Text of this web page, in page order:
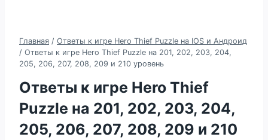
Главная / Ответы к игре Hero Thief Puzzle на IOS и Андроид
/ Ответы к игре Hero Thief Puzzle на 201, 202, 203, 204,
205, 206, 207, 208, 209 и 210 уровень
Ответы к игре Hero Thief
Puzzle на 201, 202, 203, 204,
205, 206, 207, 208, 209 и 210